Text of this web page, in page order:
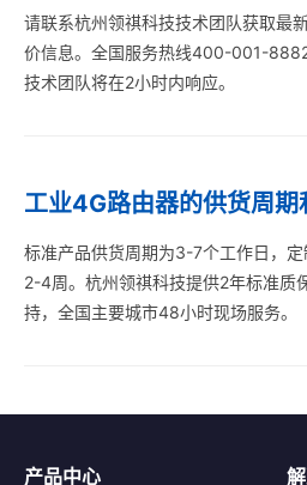
请联系杭州领祺科技技术团队获取最
价信息。全国服务热线400-001-8882
技术团队将在2小时内响应。
工业4G路由器的供货周期
标准产品供货周期为3-7个工作日，
2-4周。杭州领祺科技提供2年标准质
持，全国主要城市48小时现场服务。
产品中心